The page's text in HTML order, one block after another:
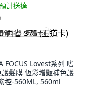
預計送達
)
省 $75 (王道卡)
FOCUS Lovest系列 嗜
髮膜 恆彩增豔補色護
控-560ML, 560ml